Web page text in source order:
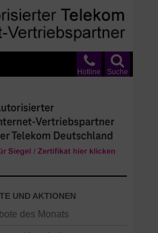
Suche
Hotline
UND AKTIONEN
des Monats